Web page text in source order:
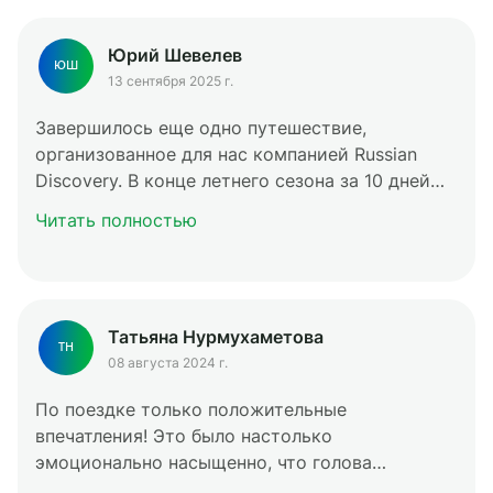
ЮШ Юрий Шевелев
13 сентября 2025 г.
Завершилось еще одно путешествие,
организованное для нас компанией Russian
Discovery. В конце летнего сезона за 10 дней
Севера, посетив Петрозаводск, Кивач, острова
сопровождала команда профессионалов,
которая уже не в первый раз создает для нас
благодарность руководству и сотрудникам
Russian Discovery за возможность открывать
для себя историю, культуру и природу нашей
Читать полностью
ТН Татьяна Нурмухаметова
08 августа 2024 г.
По поездке только положительные
впечатления! Это было настолько
эмоционально насыщенно, что голова